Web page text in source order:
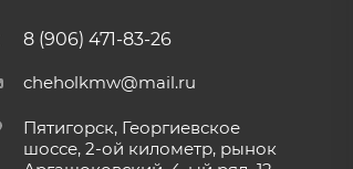
8 (906) 471-83-26
cheholkmw@mail.ru
Пятигорск, Георгиевское
шоссе, 2-ой километр, рынок